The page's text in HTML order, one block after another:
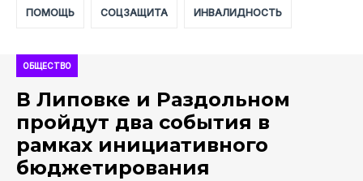
ПОМОЩЬ СОЦЗАЩИТА ИНВАЛИДНОСТЬ
ОБЩЕСТВО
В Липовке и Раздольном
пройдут два события в
рамках инициативного
бюджетирования